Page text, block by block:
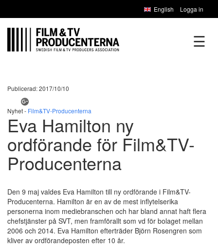
English Logga in
☰
Publicerad: 2017/10/10
Nyhet - Film&TV-Producenterna
Eva Hamilton ny
ordförande för Film&TV-
Producenterna
Den 9 maj valdes Eva Hamilton till ny ordförande i Film&TV-
Producenterna. Hamilton är en av de mest inflytelserika
personerna inom mediebranschen och har bland annat haft flera
chefstjänster på SVT, men framförallt som vd för bolaget mellan
2006 och 2014. Eva Hamilton efterträder Björn Rosengren som
kliver av ordförandeposten efter 10 år.